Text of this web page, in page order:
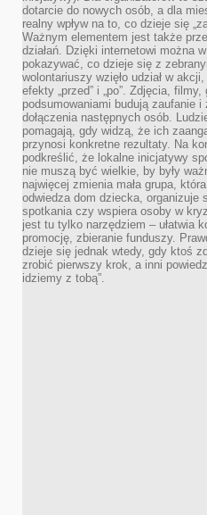
dotarcie do nowych osób, a dla
realny wpływ na to, co dzieje się
Ważnym elementem jest także
działań. Dzięki internetowi można
pokazywać, co dzieje się z
wolontariuszy wzięło udział w
efekty „przed” i „po”. Zdjęcia, filmy,
podsumowaniami budują zaufanie i
dołączenia następnych osób.
pomagają, gdy widzą, że ich
przynosi konkretne rezultaty. Na
podkreślić, że lokalne inicjatywy
nie muszą być wielkie, by były
najwięcej zmienia mała grupa,
odwiedza dom dziecka, organizuje
spotkania czy wspiera osoby w
jest tu tylko narzędziem – ułatwia
promocję, zbieranie funduszy.
dzieje się jednak wtedy, gdy ktoś
zrobić pierwszy krok, a inni
idziemy z tobą”.